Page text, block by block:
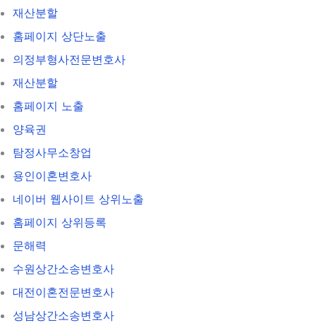
재산분할
홈페이지 상단노출
의정부형사전문변호사
재산분할
홈페이지 노출
양육권
탐정사무소창업
용인이혼변호사
네이버 웹사이트 상위노출
홈페이지 상위등록
문해력
수원상간소송변호사
대전이혼전문변호사
성남상간소송변호사